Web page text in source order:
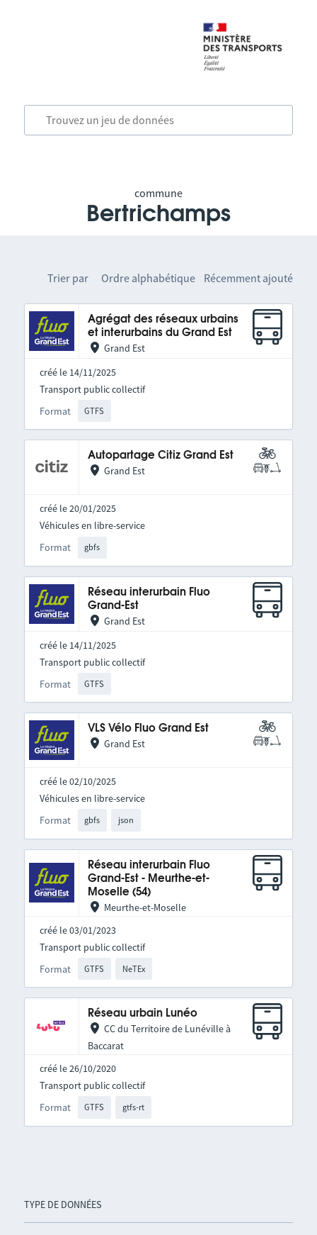
commune
Bertrichamps
TYPE DE DONNÉES
Trier par Ordre alphabétique Récemment ajouté
Agrégat des réseaux urbains
et interurbains du Grand Est
Grand Est
créé le 14/11/2025
Format GTFS
Transport public collectif
Autopartage Citiz Grand Est
Grand Est
créé le 20/01/2025
Format gbfs
Véhicules en libre-service
Réseau interurbain Fluo
Grand-Est
Grand Est
créé le 14/11/2025
Format GTFS
Transport public collectif
VLS Vélo Fluo Grand Est
Grand Est
créé le 02/10/2025
Format gbfs json
Véhicules en libre-service
Réseau interurbain Fluo
Grand-Est - Meurthe-et-
Moselle (54)
Meurthe-et-Moselle
créé le 03/01/2023
Format GTFS NeTEx
Transport public collectif
Réseau urbain Lunéo
CC du Territoire de Lunéville à
Baccarat
créé le 26/10/2020
Format GTFS gtfs-rt
Transport public collectif